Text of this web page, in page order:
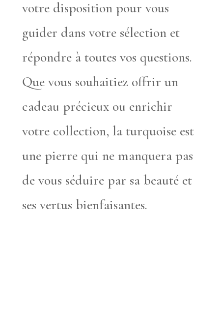
votre disposition pour vous
guider dans votre sélection et
répondre à toutes vos questions.
Que vous souhaitiez offrir un
cadeau précieux ou enrichir
votre collection, la turquoise est
une pierre qui ne manquera pas
de vous séduire par sa beauté et
ses vertus bienfaisantes.